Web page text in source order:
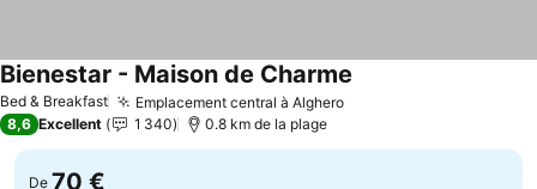
Bed & Breakfast Emplacement central à Alghero
Bienestar - Maison de Charme
8,6 Excellent 1 340 0.8 km de la plage
De 70 €